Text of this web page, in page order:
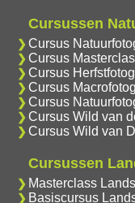
Cursussen
Cursus
Cursus
Cursus
Cursus
Cursus
Cursus Wild van
Cursus Wild van
Cursussen
Masterclass
Basiscursus